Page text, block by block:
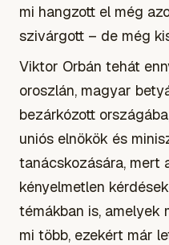
mi hangzott el még
szivárgott – de még
Viktor Orbán tehát
oroszlán, magyar
bezárkózott
uniós elnökök és
tanácskozására, mert
kényelmetlen
témákban is, amelyek
mi több, ezekért már